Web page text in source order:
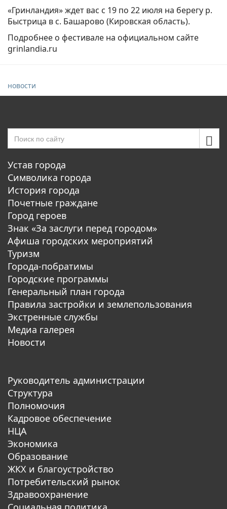
«Гринландия» ждет вас с 19 по 22 июля на берегу р.
Быстрица в с. Башарово (Кировская область).
Подробнее о фестивале на официальном сайте
grinlandia.ru
новости
Устав города
Символика города
История города
Почетные граждане
Город героев
Знак «За заслуги перед городом»
Афиша городских мероприятий
Туризм
Города-побратимы
Городские программы
Генеральный план города
Правила застройки и землепользования
Экстренные службы
Медиа галерея
Новости
Руководитель администрации
Структура
Полномочия
Кадровое обеспечение
НЦА
Экономика
Образование
ЖКХ и благоустройство
Потребительский рынок
Здравоохранение